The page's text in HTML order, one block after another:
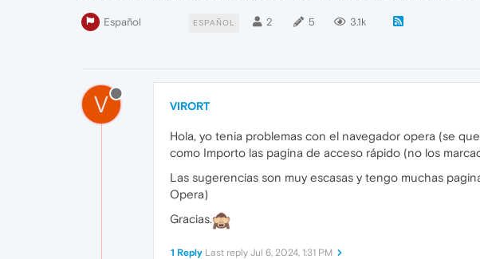
Español ESPAÑOL 2 5 3.1k
V VIRORT
Hola, yo tenia problemas con el navegador opera (se
como Importo las pagina de acceso rápido (no los
Las sugerencias son muy escasas y tengo muchas
Opera)
Gracias.
1 Reply Last reply Jul 6, 2024, 1:31 PM